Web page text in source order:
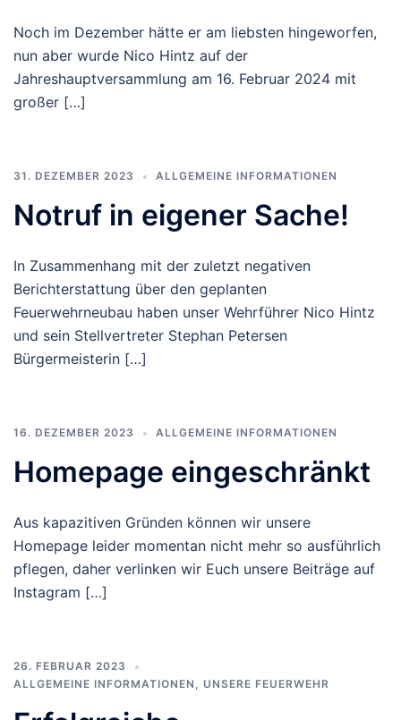
Noch im Dezember hätte er am liebsten hingeworfen,
nun aber wurde Nico Hintz auf der
Jahreshauptversammlung am 16. Februar 2024 mit
großer […]
31. DEZEMBER 2023 ALLGEMEINE INFORMATIONEN
Notruf in eigener Sache!
In Zusammenhang mit der zuletzt negativen
Berichterstattung über den geplanten
Feuerwehrneubau haben unser Wehrführer Nico Hintz
und sein Stellvertreter Stephan Petersen
Bürgermeisterin […]
16. DEZEMBER 2023 ALLGEMEINE INFORMATIONEN
Homepage eingeschränkt
Aus kapazitiven Gründen können wir unsere
Homepage leider momentan nicht mehr so ausführlich
pflegen, daher verlinken wir Euch unsere Beiträge auf
Instagram […]
26. FEBRUAR 2023
ALLGEMEINE INFORMATIONEN , UNSERE FEUERWEHR